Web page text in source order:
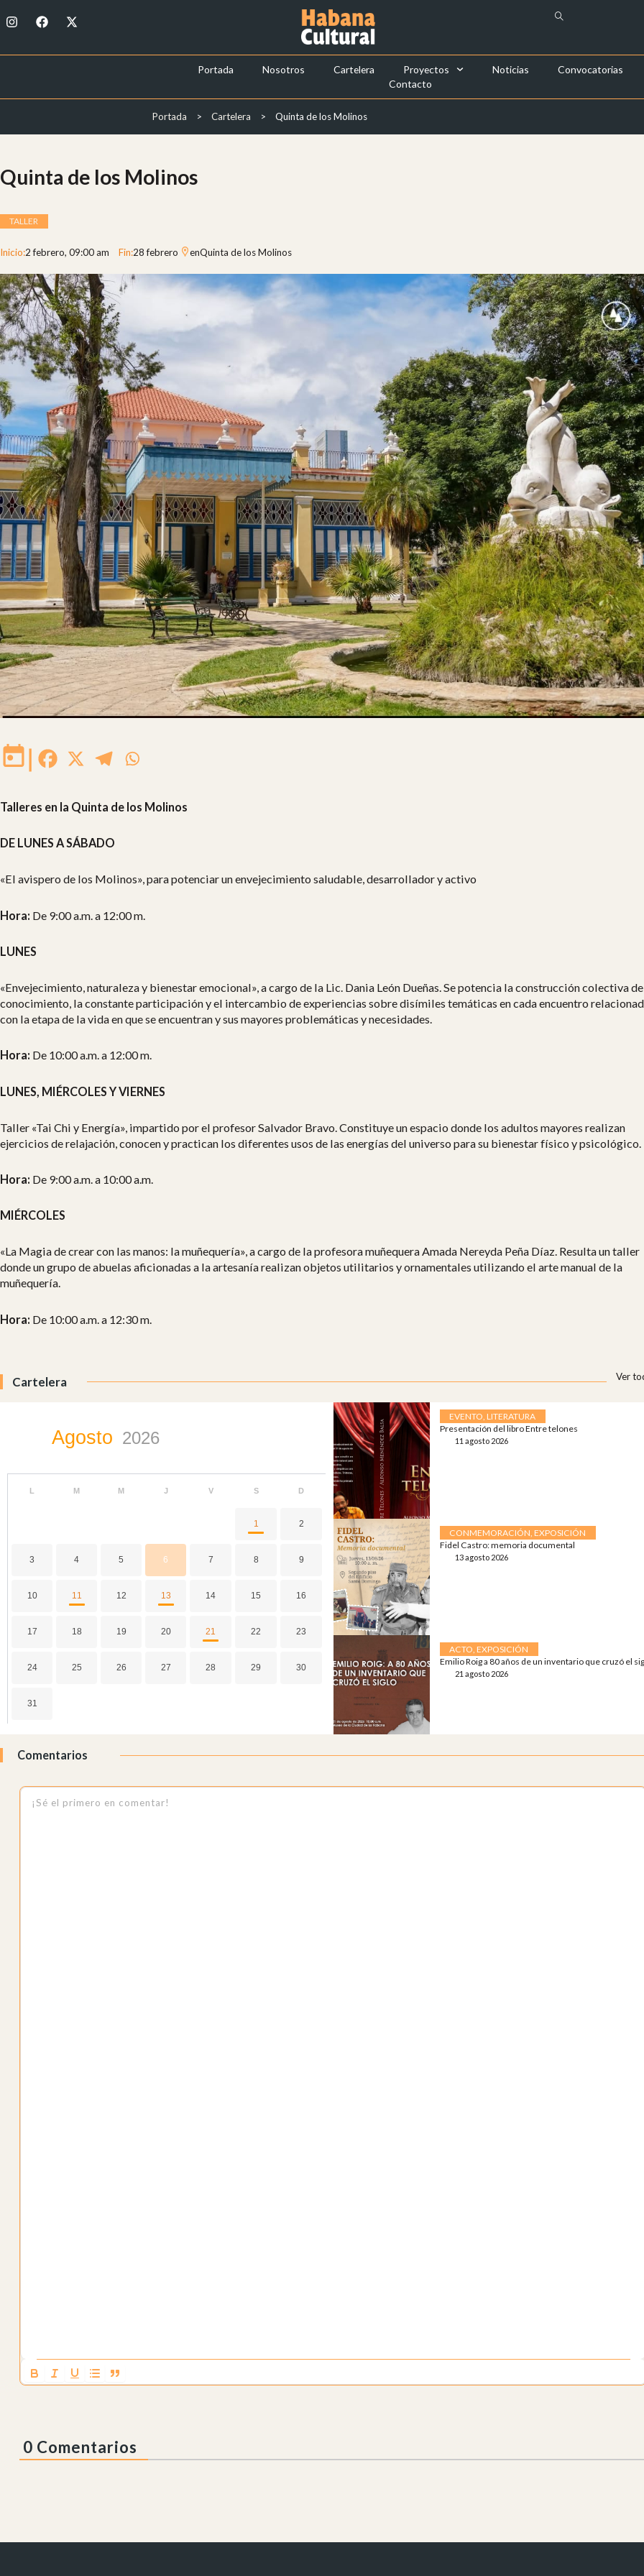
I
n
a
a
F
a
b
k
X
-
i
e
Portada Nosotros Cartelera Proyectos Noticias
Convocatorias
Contacto
Portada > Cartelera > Quinta de los Molinos
Quinta de los Molinos
TALLER
Inicio:2 febrero, 09:00 am Fin:28 febrero enQuinta de los Molinos
|
Talleres en la Quinta de los Molinos
DE LUNES A SÁBADO
«El avispero de los Molinos», para potenciar un envejecimiento saludable, desarrollador y activo
Hora: De 9:00 a.m. a 12:00 m.
LUNES
«Envejecimiento, naturaleza y bienestar emocional», a cargo de la Lic. Dania León Dueñas. Se potencia la construcción colectiva
conocimiento, la constante participación y el intercambio de experiencias sobre disímiles temáticas en cada encuentro
con la etapa de la vida en que se encuentran y sus mayores problemáticas y necesidades.
Hora: De 10:00 a.m. a 12:00 m.
LUNES, MIÉRCOLES Y VIERNES
Taller «Tai Chi y Energía», impartido por el profesor Salvador Bravo. Constituye un espacio donde los adultos mayores realizan
ejercicios de relajación, conocen y practican los diferentes usos de las energías del universo para su bienestar físico y psicológico.
Hora: De 9:00 a.m. a 10:00 a.m.
MIÉRCOLES
«La Magia de crear con las manos: la muñequería», a cargo de la profesora muñequera Amada Nereyda Peña Díaz. Resulta un taller
donde un grupo de abuelas aficionadas a la artesanía realizan objetos utilitarios y ornamentales utilizando el arte manual de la
muñequería.
Hora: De 10:00 a.m. a 12:30 m.
Cartelera Ver
Agosto 2026
M M J V S D
1 2
3 4 5 6 7 8 9
10 11 12 13 14 15 16
17 18 19 20 21 22 23
24 25 26 27 28 29 30
31
EVENTO ,LITERATURA
Presentación del libro Entre telones
11 agosto 2026
CONMEMORACIÓN ,EXPOSICIÓN
Fidel Castro: memoria documental
13 agosto 2026
ACTO ,EXPOSICIÓN
Emilio Roig a 80 años de un inventario que cruzó el
21 agosto 2026
Comentarios
0 Comentarios